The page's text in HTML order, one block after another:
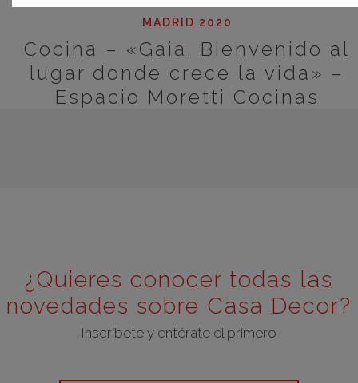
MADRID 2020
Cocina – «Gaia. Bienvenido al
lugar donde crece la vida» –
Espacio Moretti Cocinas
¿Quieres conocer todas las
novedades sobre Casa Decor?
Inscríbete y entérate el primero